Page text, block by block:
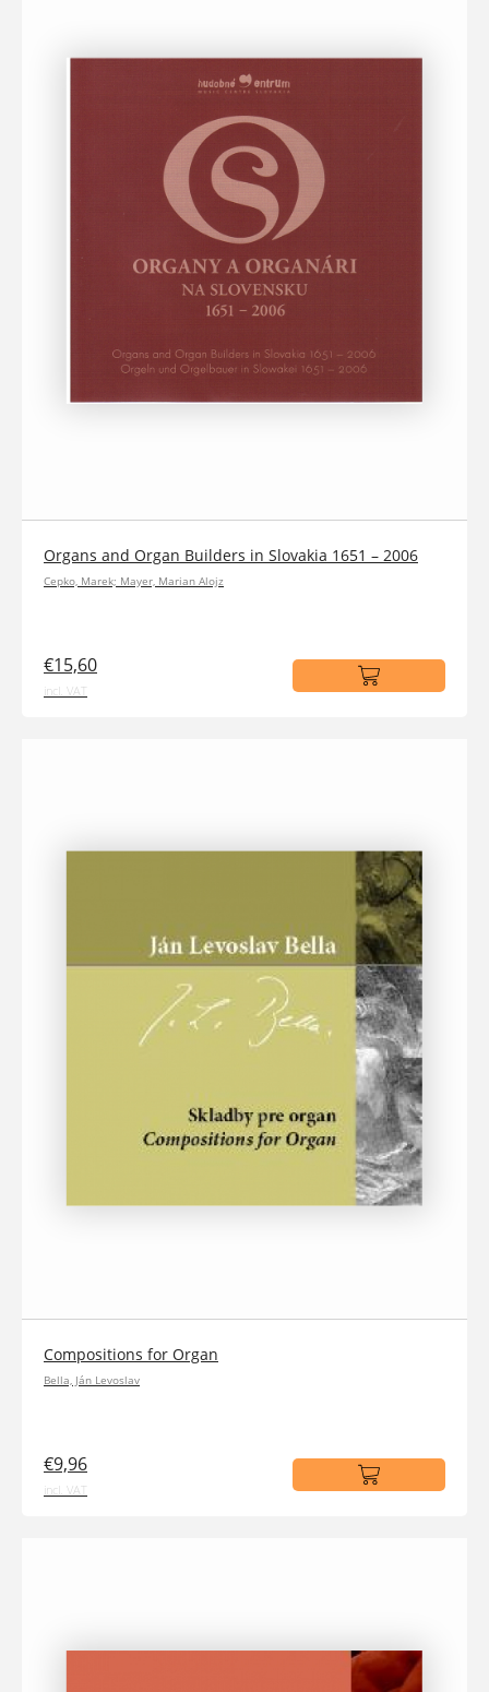
Organs and Organ Builders in Slovakia 1651 – 2006
Cepko, Marek; Mayer, Marian Alojz
€15,60
incl. VAT
Compositions for Organ
Bella, Ján Levoslav
€9,96
incl. VAT